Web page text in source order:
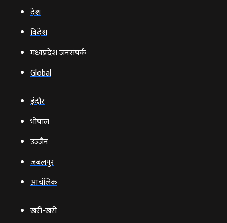
देश
विदेश
मध्यप्रदेश जनसंपर्क
Global
इंदौर
भोपाल
उज्‍जैन
जबलपुर
आचंलिक
खरी-खरी